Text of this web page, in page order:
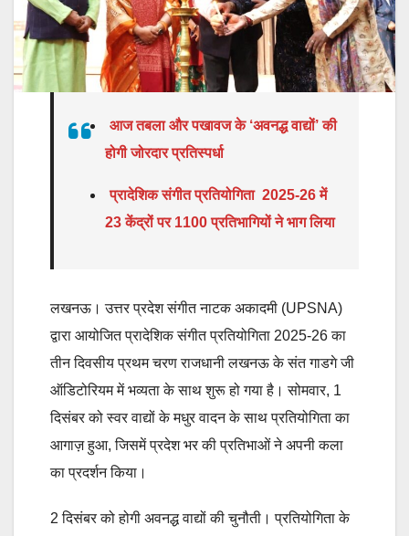
आज तबला और पखावज के ‘अवनद्ध वाद्यों’ की
होगी जोरदार प्रतिस्पर्धा
प्रादेशिक संगीत प्रतियोगिता 2025-26 में
23 केंद्रों पर 1100 प्रतिभागियों ने भाग लिया
लखनऊ। उत्तर प्रदेश संगीत नाटक अकादमी (UPSNA)
द्वारा आयोजित प्रादेशिक संगीत प्रतियोगिता 2025-26 का
तीन दिवसीय प्रथम चरण राजधानी लखनऊ के संत गाडगे जी
ऑडिटोरियम में भव्यता के साथ शुरू हो गया है। सोमवार, 1
दिसंबर को स्वर वाद्यों के मधुर वादन के साथ प्रतियोगिता का
आगाज़ हुआ, जिसमें प्रदेश भर की प्रतिभाओं ने अपनी कला
का प्रदर्शन किया।
2 दिसंबर को होगी अवनद्ध वाद्यों की चुनौती। प्रतियोगिता के